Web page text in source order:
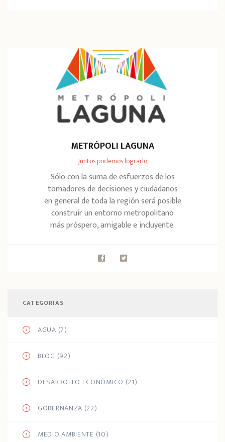
METRÓPOLI LAGUNA
Juntos podemos lograrlo
Sólo con la suma de esfuerzos de los
tomadores de decisiones y ciudadanos
en general de toda la región será posible
construir un entorno metropolitano
más próspero, amigable e incluyente.
CATEGORÍAS
AGUA (7)
BLOG (92)
DESARROLLO ECONÓMICO (21)
GOBERNANZA (22)
MEDIO AMBIENTE (10)